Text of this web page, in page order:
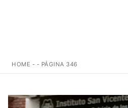
HOME - - PÁGINA 346